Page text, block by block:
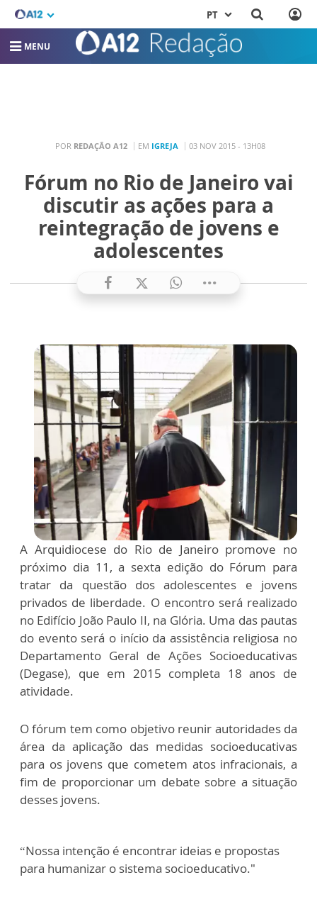
PT
MENU
POR REDAÇÃO A12 EM IGREJA 03 NOV 2015 - 13H08
Fórum no Rio de Janeiro vai
discutir as ações para a
reintegração de jovens e
adolescentes
A Arquidiocese do Rio de Janeiro promove no
próximo dia 11, a sexta edição do Fórum para
tratar da questão dos adolescentes e jovens
privados de liberdade. O encontro será realizado
no Edifício João Paulo II, na Glória. Uma das pautas
do evento será o início da assistência religiosa no
Departamento Geral de Ações Socioeducativas
(Degase), que em 2015 completa 18 anos de
atividade.
O fórum tem como objetivo reunir autoridades da
área da aplicação das medidas socioeducativas
para os jovens que cometem atos infracionais, a
fim de proporcionar um debate sobre a situação
desses jovens.
“Nossa intenção é encontrar ideias e propostas
para humanizar o sistema socioeducativo."